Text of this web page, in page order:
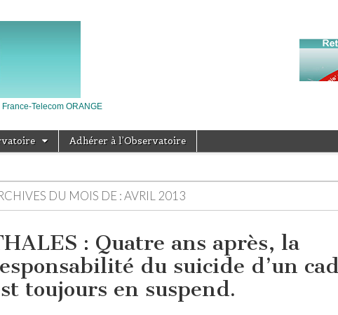
Telecom ORANGE
Adhérer à l’Observatoire
DU MOIS DE :AVRIL 2013
: Quatre ans après, la
du suicide d’un
toujours en suspend.